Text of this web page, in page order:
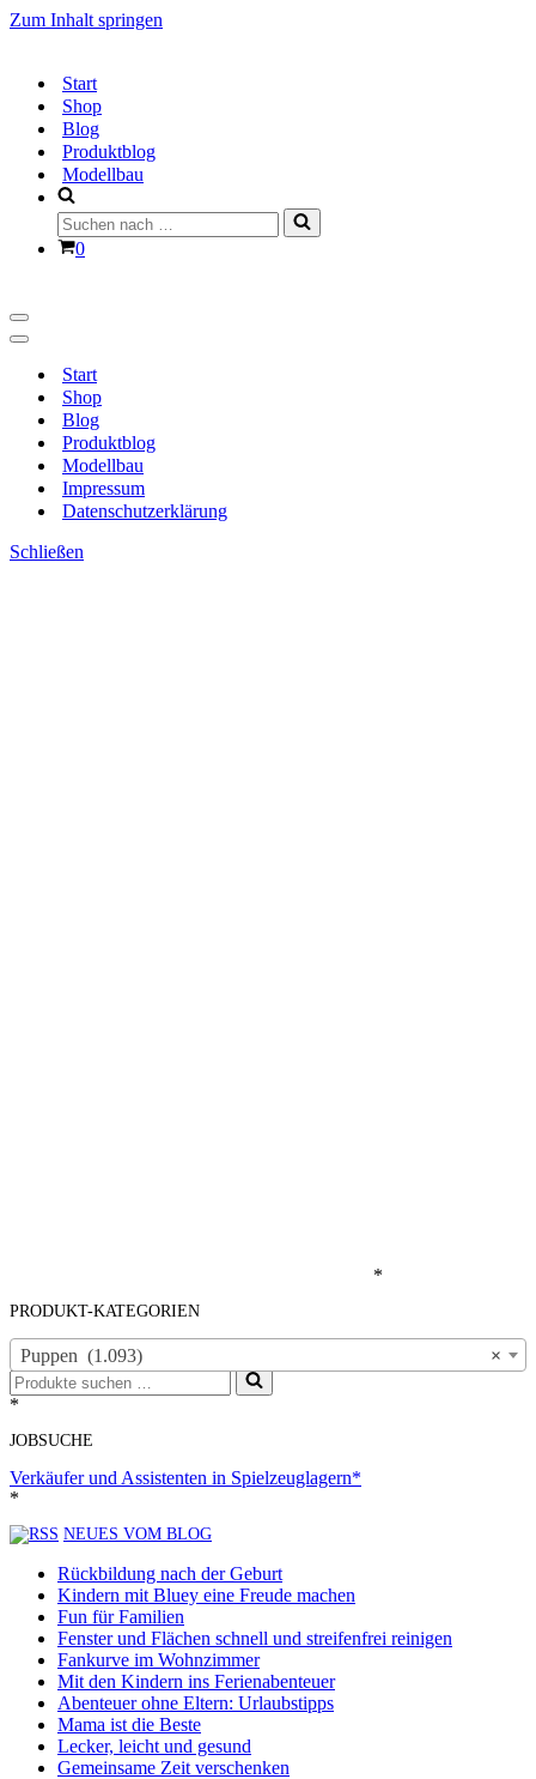
Zum Inhalt springen
Start
Shop
Blog
Produktblog
Modellbau
Suchen
nach …
Warenkorb
0
Navigationsmenü
Navigationsmenü
Start
Shop
Blog
Produktblog
Modellbau
Impressum
Datenschutzerklärung
Schließen
*
PRODUKT-KATEGORIEN
×
Puppen (1.093)
Suchen
nach …
*
JOBSUCHE
Verkäufer und Assistenten in Spielzeuglagern*
*
NEUES VOM BLOG
Rückbildung nach der Geburt
Kindern mit Bluey eine Freude machen
Fun für Familien
Fenster und Flächen schnell und streifenfrei reinigen
Fankurve im Wohnzimmer
Mit den Kindern ins Ferienabenteuer
Abenteuer ohne Eltern: Urlaubstipps
Mama ist die Beste
Lecker, leicht und gesund
Gemeinsame Zeit verschenken